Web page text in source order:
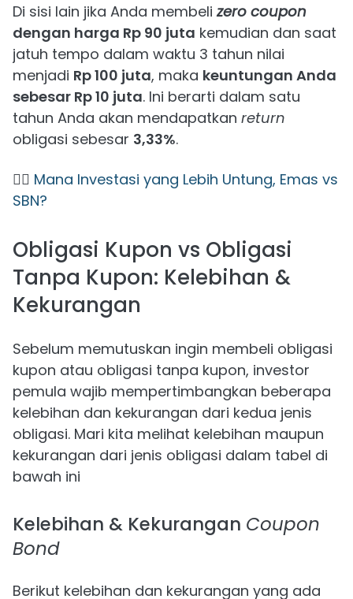
Di sisi lain jika Anda membelizero coupon
dengan harga Rp 90 juta kemudian dan saat
jatuh tempo dalam waktu 3 tahun nilai
menjadi Rp 100 juta, maka keuntungan Anda
sebesar Rp 10 juta. Ini berarti dalam satu
tahun Anda akan mendapatkan return
obligasi sebesar 3,33%.
👉🏻 Mana Investasi yang Lebih Untung, Emas vs
SBN?
Obligasi Kupon vs Obligasi
Tanpa Kupon: Kelebihan &
Kekurangan
Sebelum memutuskan ingin membeli obligasi
kupon atau obligasi tanpa kupon, investor
pemula wajib mempertimbangkan beberapa
kelebihan dan kekurangan dari kedua jenis
obligasi. Mari kita melihat kelebihan maupun
kekurangan dari jenis obligasi dalam tabel di
bawah ini
Kelebihan & Kekurangan Coupon
Bond
Berikut kelebihan dan kekurangan yang ada